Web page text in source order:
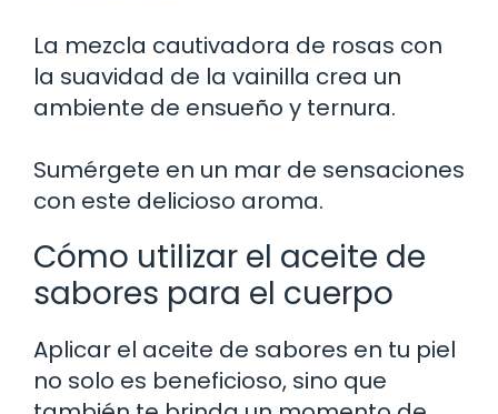
La mezcla cautivadora de rosas con
la suavidad de la vainilla crea un
ambiente de ensueño y ternura.
Sumérgete en un mar de sensaciones
con este delicioso aroma.
Cómo utilizar el aceite de
sabores para el cuerpo
Aplicar el aceite de sabores en tu piel
no solo es beneficioso, sino que